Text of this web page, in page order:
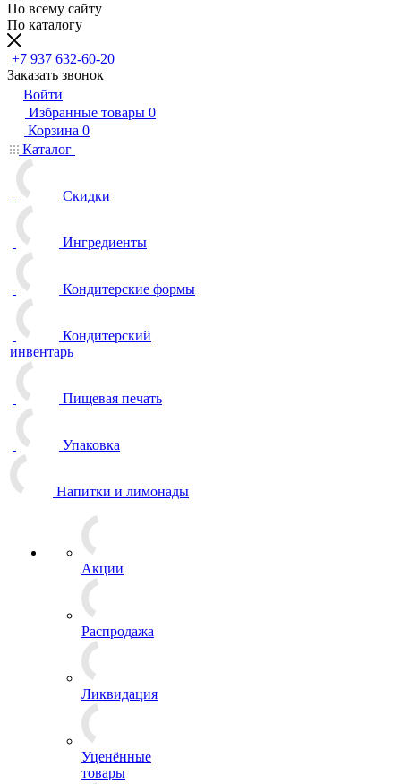
По всему сайту
По каталогу
+7 937 632-60-20
Заказать звонок
Войти
Избранные товары 0
Корзина 0
Каталог
Скидки
Ингредиенты
Кондитерские формы
Кондитерский
инвентарь
Пищевая печать
Упаковка
Напитки и лимонады
Акции
Распродажа
Ликвидация
Уценённые
товары